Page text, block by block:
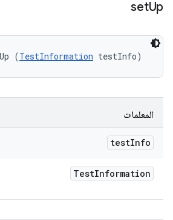
setUp
(TestInformation testInfo)
المعلمات
testInfo
TestInformation